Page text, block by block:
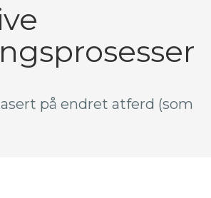
på endret atferd (som